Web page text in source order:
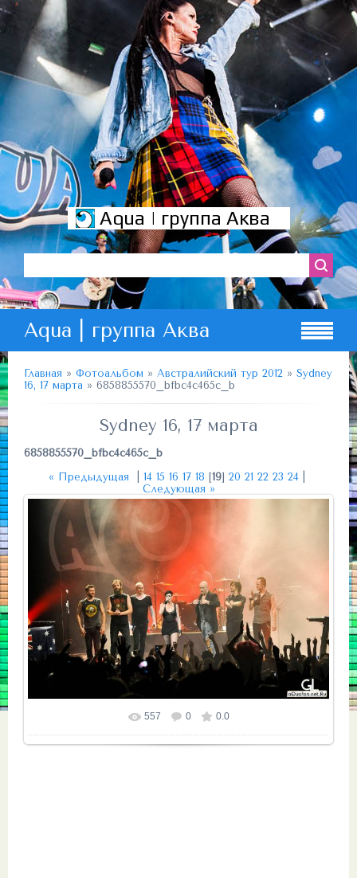
Aqua | группа Аква
Aqua | группа Аква
Главная » Фотоальбом » Австралийский тур 2012 » Sydney
16, 17 марта » 6858855570_bfbc4c465c_b
Sydney 16, 17 марта
6858855570_bfbc4c465c_b
« Предыдущая
14 15 16 17 18 [19] 20 21 22 23 24|
Следующая »
Размер фотографии: 1024x680
557 0 0.0